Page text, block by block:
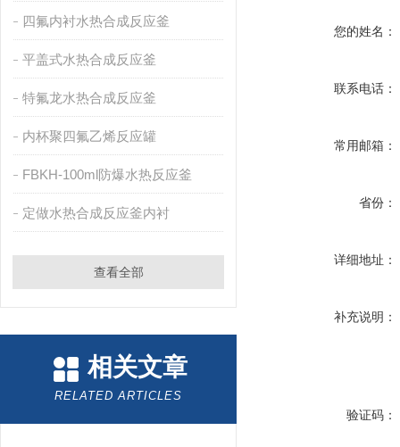
四氟内衬水热合成反应釜
平盖式水热合成反应釜
特氟龙水热合成反应釜
内杯聚四氟乙烯反应罐
FBKH-100ml防爆水热反应釜
定做水热合成反应釜内衬
查看全部
相关文章
RELATED ARTICLES
您的姓名：
联系电话：
常用邮箱：
省份：
详细地址：
补充说明：
验证码：